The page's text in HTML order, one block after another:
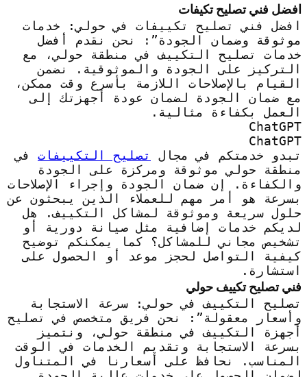
افضل فني تصليح تكيفات
افضل فني تصليح تكييفات في حولي: خدمات
موثوقة وضمان الجودة”: نحن نقدم أفضل
خدمات تصليح التكييف في منطقة حولي، مع
التركيز على الجودة والموثوقية. نضمن
القيام بالإصلاحات اللازمة بأسرع وقت ممكن،
مع ضمان الجودة لضمان عودة أجهزتك إلى
العمل بكفاءة مثالية.
ChatGPT
ChatGPT
تبدو خدمتكم في مجال
تصليح التكييفات في
منطقة حولي موثوقة ومركزة على الجودة
والكفاءة. إن ضمان الجودة وإجراء الإصلاحات
بسرعة هو أمر مهم للعملاء الذين يبحثون عن
حلول سريعة وموثوقة لمشاكل التكييف. هل
لديكم خدمات إضافية مثل صيانة دورية أو
تشخيص مجاني للمشاكل؟ كما يمكنكم توضيح
كيفية التواصل لحجز موعد أو الحصول على
استشارة.
فني تصليح تكييف حولي
تصليح التكييف في حولي: سرعة الاستجابة
وأسعار معقولة”: نحن فريق متخصص في تصليح
أجهزة التكييف في منطقة حولي، ونتميز
بسرعة الاستجابة وتقديم الخدمات في الوقت
المناسب. نحافظ على أسعارنا في المتناول